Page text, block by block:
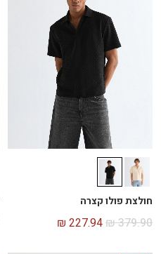
חולצת פולו קצרה
₪379.90
₪ 227.94